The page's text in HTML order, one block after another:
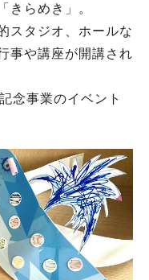
きらめき」。
スタジオ、ホールな
事や講座が開講され
念事業のイベント